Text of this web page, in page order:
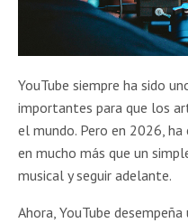
YouTube siempre ha sido
importantes para que los
el mundo. Pero en 2026,
en mucho más que un
musical y seguir adelante.
Ahora, YouTube